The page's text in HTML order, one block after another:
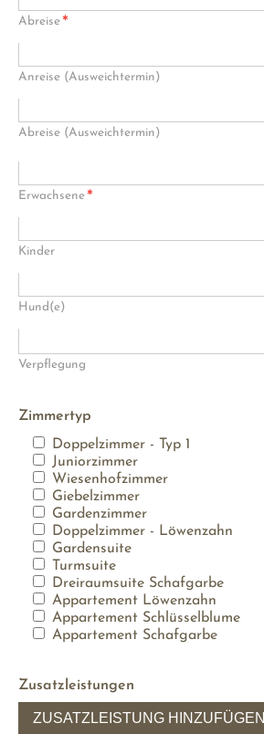
Abreise*
Anreise (Ausweichtermin)
Abreise (Ausweichtermin)
Erwachsene*
Kinder
Hund(e)
Verpflegung
Zimmertyp
Doppelzimmer - Typ 1
Juniorzimmer
Wiesenhofzimmer
Giebelzimmer
Gardenzimmer
Doppelzimmer - Löwenzahn
Gardensuite
Turmsuite
Dreiraumsuite Schafgarbe
Appartement Löwenzahn
Appartement Schlüsselblume
Appartement Schafgarbe
Zusatzleistungen
ZUSATZLEISTUNG HINZUFÜGEN